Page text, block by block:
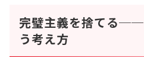
完璧主義を捨てる──
う考え方